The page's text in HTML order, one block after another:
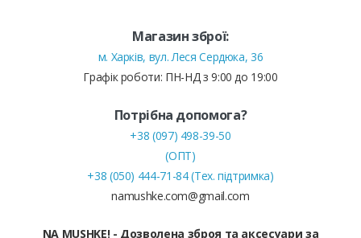
Магазин зброї:
м. Харків, вул. Леся Сердюка, 36
Графік роботи: ПН-НД з 9:00 до 19:00
Потрібна допомога?
+38 (097) 498-39-50
(ОПТ)
+38 (050) 444-71-84 (Тех. підтримка)
namushke.com@gmail.com
NA MUSHKE! - Дозволена зброя та аксесуари за